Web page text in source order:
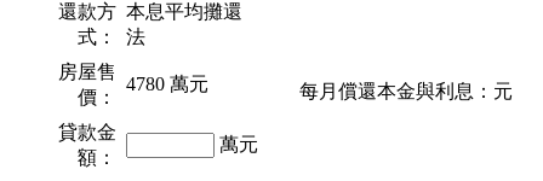
還款方
式：
本息平均攤還
法
房屋售
價：
4780萬元
貸款金
額：
萬元
每月償還本金與利息： 元